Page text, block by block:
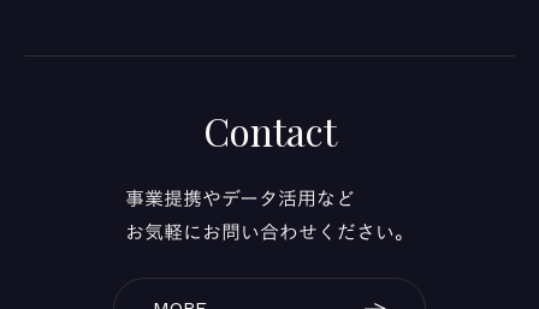
Contact
事業提携やデータ活用など
お気軽にお問い合わせください。